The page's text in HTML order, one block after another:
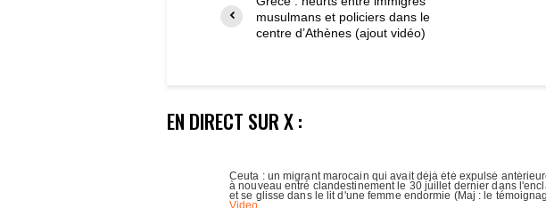
musulmans et policiers dans le
centre d’Athènes (ajout vidéo)
EN DIRECT SUR X :